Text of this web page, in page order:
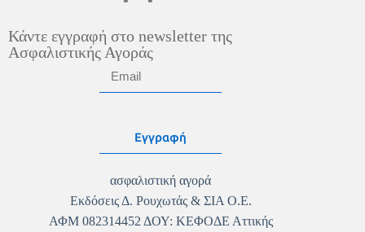
Κάντε εγγραφή στο newsletter της
Ασφαλιστικής Αγοράς
Εγγραφή
ασφαλιστική αγορά
Εκδόσεις Δ. Ρουχωτάς & ΣΙΑ Ο.Ε.
ΑΦΜ 082314452 ΔΟΥ: ΚΕΦΟΔΕ Αττικής